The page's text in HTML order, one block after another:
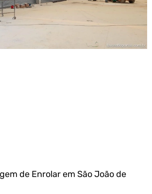
de Enrolar em São João de